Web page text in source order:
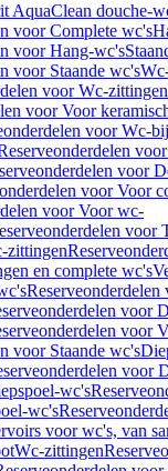
AquaClean douche-
voor Complete wc's
voor Hang-wc's
voor Staande wc's
voor Wc-zittingen
voor Voor
voor Wc-
voor
voor Voor
voor Voor wc-
voor
zittingen
en complete wc's
voor
voor
voor Staande wc's
voor
wc's
wc's
voor wc's, van
Wc-zittingen